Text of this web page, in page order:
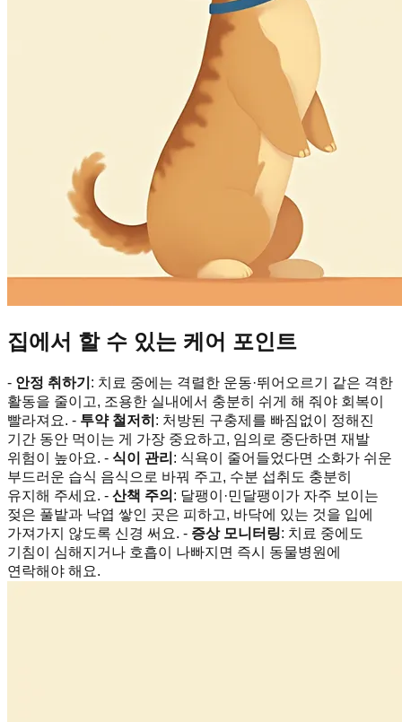
집에서 할 수 있는 케어 포인트
- 안정 취하기 : 치료 중에는 격렬한 운동·뛰어오르기 같은 격한
활동을 줄이고, 조용한 실내에서 충분히 쉬게 해 줘야 회복이
빨라져요. - 투약 철저히 : 처방된 구충제를 빠짐없이 정해진
기간 동안 먹이는 게 가장 중요하고, 임의로 중단하면 재발
위험이 높아요. - 식이 관리 : 식욕이 줄어들었다면 소화가 쉬운
부드러운 습식 음식으로 바꿔 주고, 수분 섭취도 충분히
유지해 주세요. - 산책 주의 : 달팽이·민달팽이가 자주 보이는
젖은 풀밭과 낙엽 쌓인 곳은 피하고, 바닥에 있는 것을 입에
가져가지 않도록 신경 써요. - 증상 모니터링: 치료 중에도
기침이 심해지거나 호흡이 나빠지면 즉시 동물병원에
연락해야 해요.